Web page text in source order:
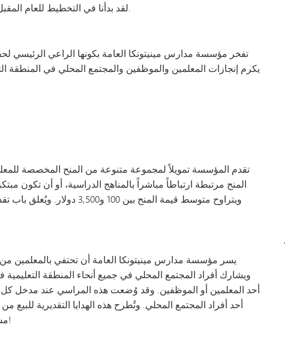
لقد بدأنا في التخطيط للعام المقبل، لذا نرجو من ضيوفنا السابقين ترقب استبياننا.
تفخر مؤسسة مدارس مينيتونكا العامة بكونها الراعي الرئيسي
يكرم إنجازات المعلمين والموظفين والمجتمع المحلي في المنطقة
تقدم المؤسسة تمويلاً لمجموعة متنوعة من المنح المخصصة
المنح مرتبطة ارتباطاً مباشراً بالمناهج الدراسية، أو أن تكون
ويتراوح متوسط قيمة المنح
يسر مؤسسة مدارس مينيتونكا العامة أن تحتفي بالمعلمين
ويشارك أفراد المجتمع المحلي في جميع أنحاء المنطقة
أحد المعلمين أو الموظفين. وقد وُضعت هذه المراسي عند مدخل
أحد أفراد المجتمع المحلي. وتُطرح هذه الهدايا التقديرية
مساعدتنا في التعبير عن تقديرنا لمعلمينا الرائعين!